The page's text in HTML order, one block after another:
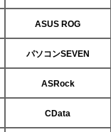
ASUS ROG
パソコンSEVEN
ASRock
CData